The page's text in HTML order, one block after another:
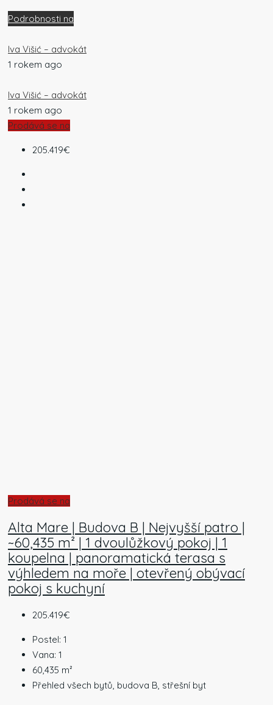
Podrobnosti na
Iva Višić – advokát
1 rokem ago
Iva Višić – advokát
1 rokem ago
Prodává se na
205.419€
Prodává se na
Alta Mare | Budova B | Nejvyšší patro |
~60,435 m² | 1 dvoulůžkový pokoj | 1
koupelna | panoramatická terasa s
výhledem na moře | otevřený obývací
pokoj s kuchyní
205.419€
Postel: 1
Vana: 1
60,435 m²
Přehled všech bytů, budova B, střešní byt